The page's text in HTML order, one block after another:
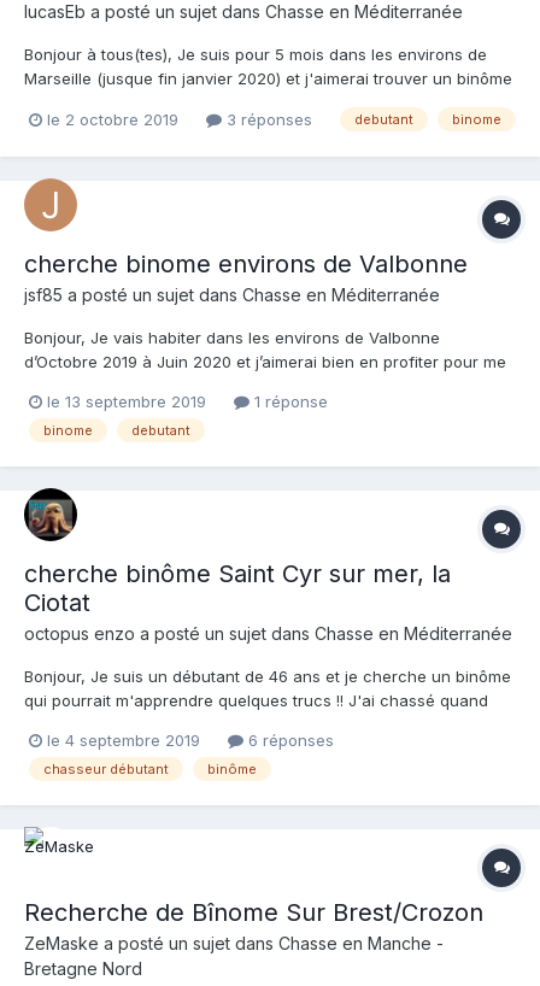
lucasEb a posté un sujet dans Chasse en Méditerranée
Bonjour à tous(tes), Je suis pour 5 mois dans les environs de
Marseille (jusque fin janvier 2020) et j'aimerai trouver un binôme
entendu partager de bon moment dans dans l'eau, je débute
le 2 octobre 2019 3 réponses debutant binome
cherche binome environs de Valbonne
jsf85 a posté un sujet dans Chasse en Méditerranée
Bonjour, Je vais habiter dans les environs de Valbonne
d’Octobre 2019 à Juin 2020 et j’aimerai bien en profiter pour me
quelques années de chasse sous-marine en Nouvelle Zélande
et aux Bahamas, ça fait 4 ans que je n’ai pas prat...
le 13 septembre 2019 1 réponse
binome debutant
cherche binôme Saint Cyr sur mer, la
Ciotat
octopus enzo a posté un sujet dans Chasse en Méditerranée
Bonjour, Je suis un débutant de 46 ans et je cherche un binôme
qui pourrait m'apprendre quelques trucs !! J'ai chassé quand
Je chasse seul et ce n'est pas le mieux, je sais, mais je n'ai pas
le choix pour l'instant. J'habit...
le 4 septembre 2019 6 réponses
chasseur débutant binôme
Recherche de Bînome Sur Brest/Crozon
ZeMaske a posté un sujet dans Chasse en Manche -
Bretagne Nord